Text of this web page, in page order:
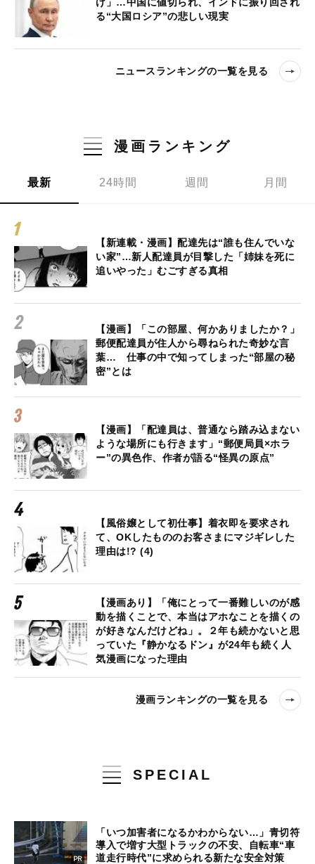
る“大国ロシア”の悲しい現実
ニュースランキングの一覧を見る
漫画ランキング
最新 24時間 週間 月間
【新連載・漫画】配達先は“誰も住んでいな
い家”…新人配達員が目撃した「姉妹を死に
追いやった」むごすぎる真相
【漫画】「この部屋、何かありましたか？」
郵便配達員が住人から尋ねられた奇妙な言
葉… 仕事の中で知ってしまった“部屋の秘
密”とは
【漫画】「配達員は、普通なら踏み込まない
ような場所にも行きます」“郵便局員×ホラ
ー”の異色作、作者が語る“怪異の原点”
【風俗嬢として初仕事】着衣即を要求され
て、OKしたもののお客さまにマジギレした
理由は!? (4)
【漫画あり】「俺にとって一番難しいのが感
動を描くことで、本当はアホなことを描くの
が好きなんだけどね」。２年も続かないと思
っていた『静かなるドン』が24年も続く人
気漫画になった理由
漫画ランキングの一覧を見る
SPECIAL
「いつ加害者になるかわからない…」青切符
導入で増す大型トラックの不安、自転車“車
道走行時代”に求められる新たな安全対策